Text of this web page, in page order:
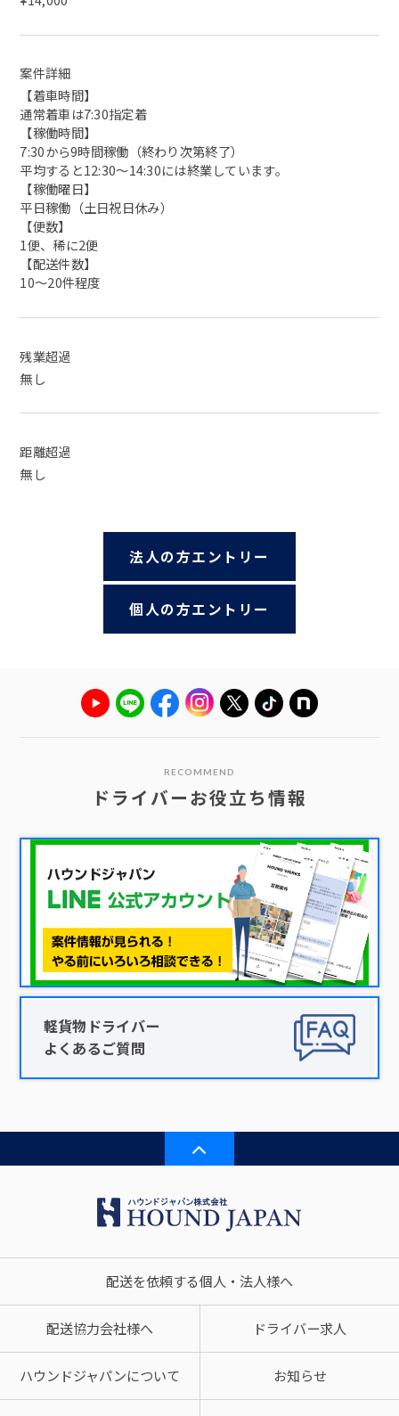
案件詳細
【着車時間】
通常着車は7:30指定着
【稼働時間】
7:30から9時間稼働（終わり次第終了）
平均すると12:30～14:30には終業しています。
【稼働曜日】
平日稼働（土日祝日休み）
【便数】
1便、稀に2便
【配送件数】
10～20件程度
残業超過
無し
距離超過
無し
法人の方エントリー
個人の方エントリー
RECOMMEND
ドライバーお役立ち情報
軽貨物ドライバー
よくあるご質問
配送を依頼する個人・法人様へ
配送協力会社様へ ドライバー求人
ハウンドジャパンについて お知らせ